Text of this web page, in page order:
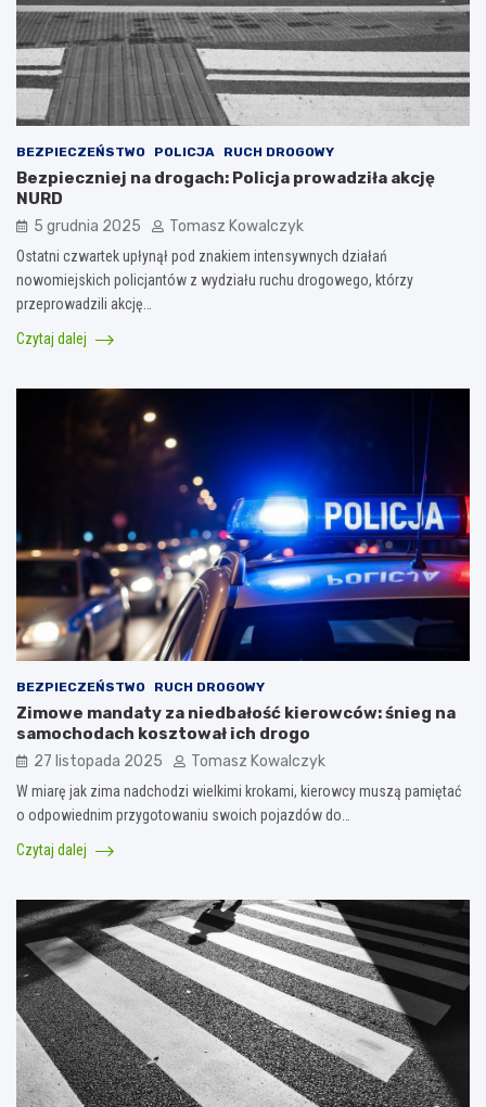
BEZPIECZEŃSTWO POLICJA RUCH DROGOWY
Bezpieczniej na drogach: Policja prowadziła akcję
NURD
5 grudnia 2025 Tomasz Kowalczyk
Ostatni czwartek upłynął pod znakiem intensywnych działań
nowomiejskich policjantów z wydziału ruchu drogowego, którzy
przeprowadzili akcję…
Czytaj dalej
BEZPIECZEŃSTWO RUCH DROGOWY
Zimowe mandaty za niedbałość kierowców: śnieg na
samochodach kosztował ich drogo
27 listopada 2025 Tomasz Kowalczyk
W miarę jak zima nadchodzi wielkimi krokami, kierowcy muszą pamiętać
o odpowiednim przygotowaniu swoich pojazdów do…
Czytaj dalej